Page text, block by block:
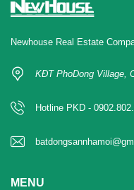
Newhouse Real Estate
KĐT PhoDong Village,
Hotline PKD -
MENU